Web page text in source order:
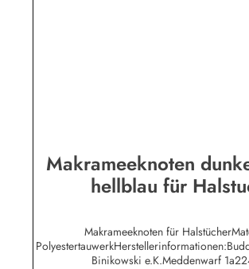
Makrameeknoten
hellblau für
Makrameeknoten für
Binikowski e.K.Meddenwarf